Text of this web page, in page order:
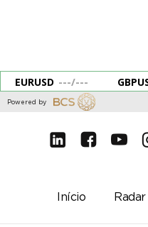
EURUSD ---/---
Powered by
d e g
Início Radar